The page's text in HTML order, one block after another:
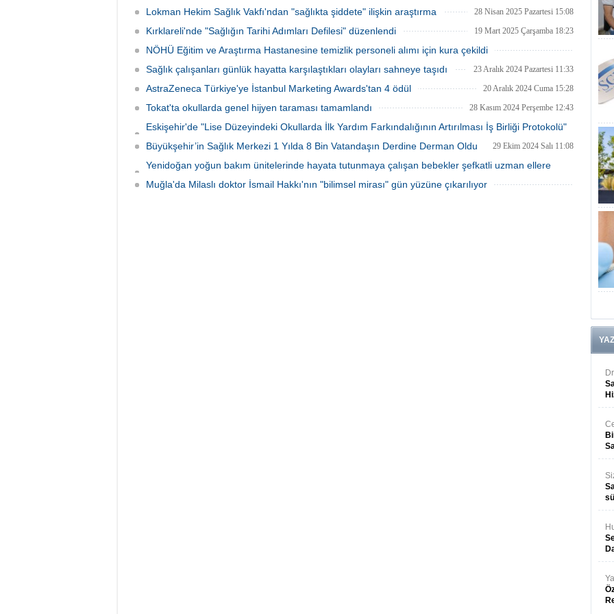
seyyanen zam, bunun yanı sıra yüzde
10 refah payı ve yüzde 25 oransal zam
yapılmalıdır"
Sayılı Kanun Hükmünde Kararnamede
Temmuz 2025 Tarihli ve 32965 Sayılı
Lokman Hekim Sağlık Vakfı'ndan "sağlıkta şiddete" ilişkin araştırma 28 Nisan 2025 Pazartesi 15:08
Kırklareli'nde "Sağlığın Tarihi Adımları Defilesi" düzenlendi 19 Mart 2025 Çarşamba 18:23
NÖHÜ Eğitim ve Araştırma Hastanesine temizlik personeli alımı için kura çekildi
19 Mart 2025 Çarşamba 16:13
Sağlık çalışanları günlük hayatta karşılaştıkları olayları sahneye taşıdı 23 Aralık 2024 Pazartesi 11:33
AstraZeneca Türkiye'ye İstanbul Marketing Awards'tan 4 ödül 20 Aralık 2024 Cuma 15:28
Tokat'ta okullarda genel hijyen taraması tamamlandı 28 Kasım 2024 Perşembe 12:43
Eskişehir'de "Lise Düzeyindeki Okullarda İlk Yardım Farkındalığının Artırılması İş Birliği Protokolü"
imzalandı
Büyükşehir’in Sağlık Merkezi 1 Yılda 8 Bin Vatandaşın Derdine Derman Oldu 29 Ekim 2024 Salı 11:08
Yenidoğan yoğun bakım ünitelerinde hayata tutunmaya çalışan bebekler şefkatli uzman ellere
emanet
Muğla'da Milaslı doktor İsmail Hakkı'nın "bilimsel mirası" gün yüzüne çıkarılıyor